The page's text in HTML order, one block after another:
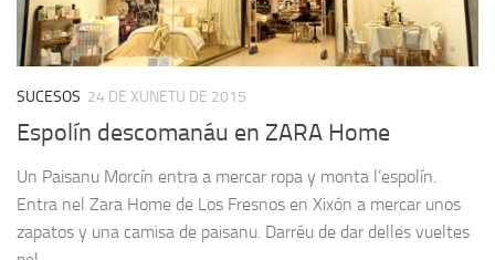
SUCESOS 24 DE XUNETU DE 2015
Espolín descomanáu en ZARA Home
Un Paisanu Morcín entra a mercar ropa y monta l’espolín.
Entra nel Zara Home de Los Fresnos en Xixón a mercar unos
zapatos y una camisa de paisanu. Darréu de dar delles vueltes